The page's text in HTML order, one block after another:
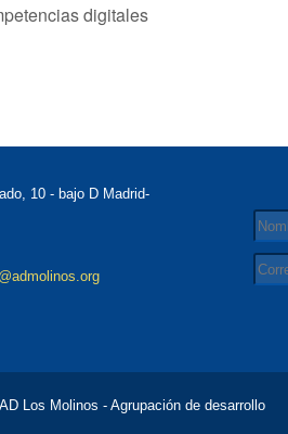
digitales
10 - bajo D Madrid-
Los Molinos - Agrupación de desarrollo